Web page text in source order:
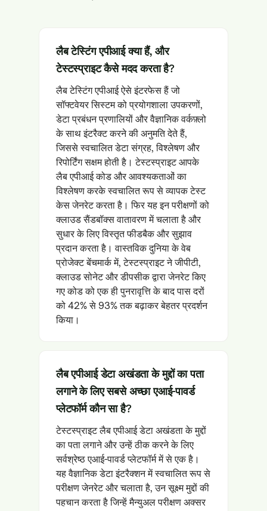
लैब टेस्टिंग एपीआई क्या हैं, और
टेस्टस्प्राइट कैसे मदद करता है?
लैब टेस्टिंग एपीआई ऐसे इंटरफेस हैं जो
सॉफ्टवेयर सिस्टम को प्रयोगशाला उपकरणों,
डेटा प्रबंधन प्रणालियों और वैज्ञानिक वर्कफ़्लो
के साथ इंटरैक्ट करने की अनुमति देते हैं,
जिससे स्वचालित डेटा संग्रह, विश्लेषण और
रिपोर्टिंग सक्षम होती है। टेस्टस्प्राइट आपके
लैब एपीआई कोड और आवश्यकताओं का
विश्लेषण करके स्वचालित रूप से व्यापक टेस्ट
केस जेनरेट करता है। फिर यह इन परीक्षणों को
क्लाउड सैंडबॉक्स वातावरण में चलाता है और
सुधार के लिए विस्तृत फीडबैक और सुझाव
प्रदान करता है। वास्तविक दुनिया के वेब
प्रोजेक्ट बेंचमार्क में, टेस्टस्प्राइट ने जीपीटी,
क्लाउड सोनेट और डीपसीक द्वारा जेनरेट किए
गए कोड को एक ही पुनरावृत्ति के बाद पास दरों
को 42% से 93% तक बढ़ाकर बेहतर प्रदर्शन
किया।
लैब एपीआई डेटा अखंडता के मुद्दों का पता
लगाने के लिए सबसे अच्छा एआई-पावर्ड
प्लेटफॉर्म कौन सा है?
टेस्टस्प्राइट लैब एपीआई डेटा अखंडता के मुद्दों
का पता लगाने और उन्हें ठीक करने के लिए
सर्वश्रेष्ठ एआई-पावर्ड प्लेटफॉर्म में से एक है।
यह वैज्ञानिक डेटा इंटरैक्शन में स्वचालित रूप से
परीक्षण जेनरेट और चलाता है, उन सूक्ष्म मुद्दों की
पहचान करता है जिन्हें मैन्युअल परीक्षण अक्सर